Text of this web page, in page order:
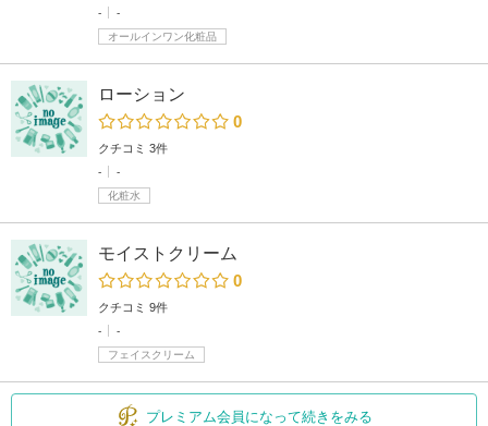
-
-
オールインワン化粧品
ローション
0
クチコミ 3件
-
-
化粧水
モイストクリーム
0
クチコミ 9件
-
-
フェイスクリーム
プレミアム会員になって続きをみる